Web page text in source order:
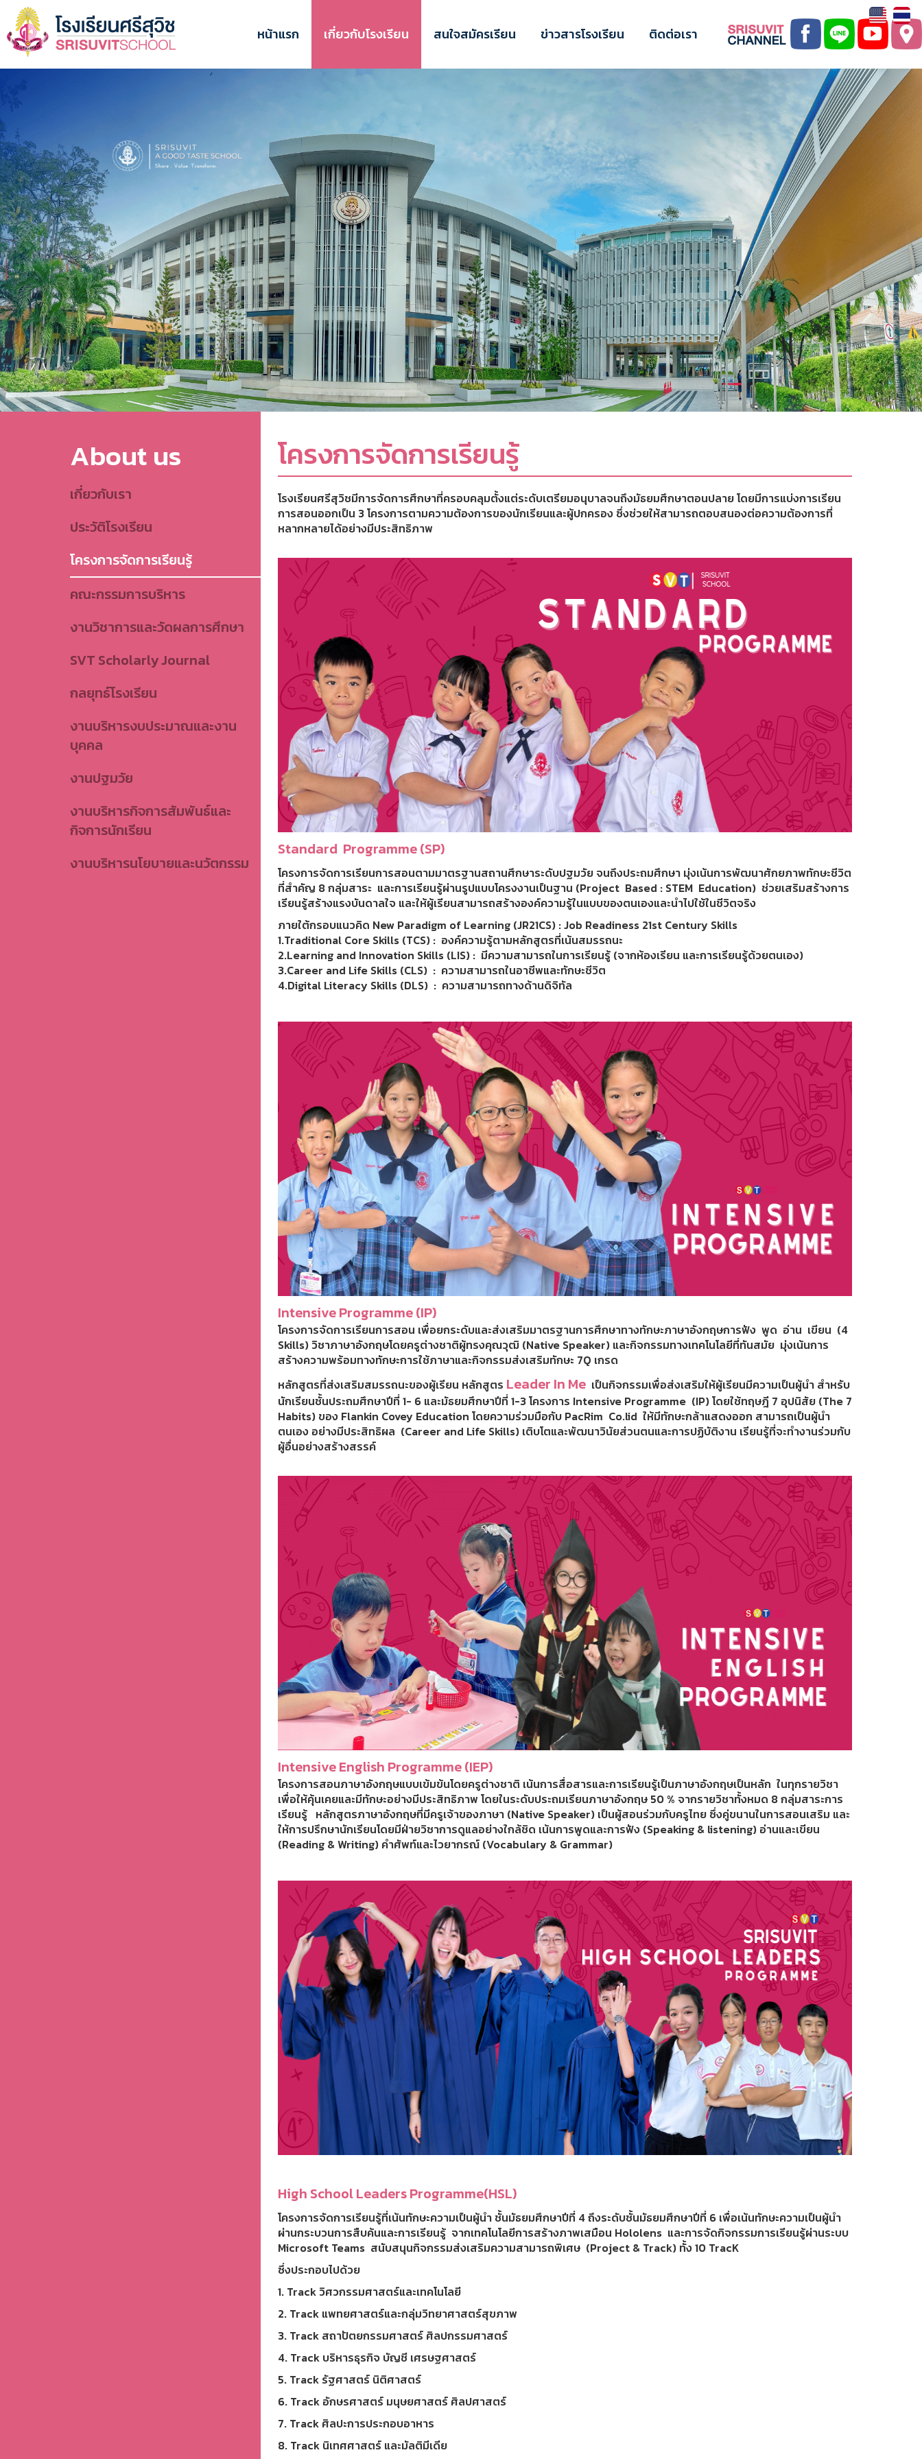
ข้าม
ยัง
เนื้อหา
หลัก
หน้าแรก เกี่ยวกับโรงเรียน สนใจสมัครเรียน ข่าวสารโรงเรียน ติดต่อเรา
About us
เกี่ยวกับเรา
ประวัติโรงเรียน
โครงการจัดการเรียนรู้
คณะกรรมการบริหาร
งานวิชาการและวัดผลการศึกษา
SVT Scholarly Journal
กลยุทธ์โรงเรียน
งานบริหารงบประมาณและงาน
บุคคล
งานปฐมวัย
งานบริหารกิจการสัมพันธ์และ
กิจการนักเรียน
งานบริหารนโยบายและนวัตกรรม
โครงการจัดการเรียนรู้
โรงเรียนศรีสุวิชมีการจัดการศึกษาที่ครอบคลุมตั้งแต่ระดับเตรียมอนุบาลจนถึงมัธยมศึกษาตอนปลาย โดยมีการแบ่งการเรียน
การสอนออกเป็น 3 โครงการตามความต้องการของนักเรียนและผู้ปกครอง ซึ่งช่วยให้สามารถตอบสนองต่อความต้องการที่
หลากหลายได้อย่างมีประสิทธิภาพ
Standard Programme (SP)
โครงการจัดการเรียนการสอนตามมาตรฐานสถานศึกษาระดับปฐมวัย จนถึงประถมศึกษา มุ่งเน้นการพัฒนาศักยภาพทักษะชีวิต
ที่สำคัญ 8 กลุ่มสาระ และการเรียนรู้ผ่านรูปแบบโครงงานเป็นฐาน (Project Based : STEM Education) ช่วยเสริมสร้างการ
เรียนรู้สร้างแรงบันดาลใจ และให้ผู้เรียนสามารถสร้างองค์ความรู้ในแบบของตนเองและนำไปใช้ในชีวิตจริง
ภายใต้กรอบแนวคิด New Paradigm of Learning (JR21CS) : Job Readiness 21st Century Skills
1.Traditional Core Skills (TCS) : องค์ความรู้ตามหลักสูตรที่เน้นสมรรถนะ
2.Learning and Innovation Skills (LIS) : มีความสามารถในการเรียนรู้ (จากห้องเรียน และการเรียนรู้ด้วยตนเอง)
3.Career and Life Skills (CLS) : ความสามารถในอาชีพและทักษะชีวิต
4.Digital Literacy Skills (DLS) : ความสามารถทางด้านดิจิทัล
Intensive Programme (IP)
โครงการจัดการเรียนการสอน เพื่อยกระดับและส่งเสริมมาตรฐานการศึกษาทางทักษะภาษาอังกฤษการฟัง พูด อ่าน เขียน (4
Skills) วิชาภาษาอังกฤษโดยครูต่างชาติผู้ทรงคุณวุฒิ (Native Speaker) และกิจกรรมทางเทคโนโลยีที่ทันสมัย มุ่งเน้นการ
สร้างความพร้อมทางทักษะการใช้ภาษาและกิจกรรมส่งเสริมทักษะ 7Q เกรด
หลักสูตรที่ส่งเสริมสมรรถนะของผู้เรียน หลักสูตร Leader In Meเป็นกิจกรรมเพื่อส่งเสริมให้ผู้เรียนมีความเป็นผู้นำ สำหรับ
นักเรียนชั้นประถมศึกษาปีที่ 1- 6 และมัธยมศึกษาปีที่ 1-3 โครงการ Intensive Programme (IP) โดยใช้ทฤษฎี 7 อุปนิสัย (The 7
Habits) ของ Flankin Covey Education โดยความร่วมมือกับ PacRim Co.lid ให้มีทักษะกล้าแสดงออก สามารถเป็นผู้นำ
ตนเอง อย่างมีประสิทธิผล (Career and Life Skills) เติบโตและพัฒนาวินัยส่วนตนและการปฏิบัติงาน เรียนรู้ที่จะทำงานร่วมกับ
ผู้อื่นอย่างสร้างสรรค์
Intensive English Programme (IEP)
โครงการสอนภาษาอังกฤษแบบเข้มข้นโดยครูต่างชาติ เน้นการสื่อสารและการเรียนรู้เป็นภาษาอังกฤษเป็นหลัก ในทุกรายวิชา
เพื่อให้คุ้นเคยและมีทักษะอย่างมีประสิทธิภาพ โดยในระดับประถมเรียนภาษาอังกฤษ 50 % จากรายวิชาทั้งหมด 8 กลุ่มสาระการ
เรียนรู้ หลักสูตรภาษาอังกฤษที่มีครูเจ้าของภาษา (Native Speaker) เป็นผู้สอนร่วมกับครูไทย ซึ่งคู่ขนานในการสอนเสริม และ
ให้การปรึกษานักเรียนโดยมีฝ่ายวิชาการดูแลอย่างใกล้ชิด เน้นการพูดและการฟัง (Speaking & listening) อ่านและเขียน
(Reading & Writing) คำศัพท์และไวยากรณ์ (Vocabulary & Grammar)
High School Leaders Programme(HSL)
โครงการจัดการเรียนรู้ที่เน้นทักษะความเป็นผู้นำ ชั้นมัธยมศึกษาปีที่ 4 ถึงระดับชั้นมัธยมศึกษาปีที่ 6 เพื่อเน้นทักษะความเป็นผู้นำ
ผ่านกระบวนการสืบค้นและการเรียนรู้ จากเทคโนโลยีการสร้างภาพเสมือน Hololens และการจัดกิจกรรมการเรียนรู้ผ่านระบบ
Microsoft Teams สนับสนุนกิจกรรมส่งเสริมความสามารถพิเศษ (Project & Track) ทั้ง 10 TracK
ซึ่งประกอบไปด้วย
1. Track วิศวกรรมศาสตร์และเทคโนโลยี
2. Track แพทยศาสตร์และกลุ่มวิทยาศาสตร์สุขภาพ
3. Track สถาปัตยกรรมศาสตร์ ศิลปกรรมศาสตร์
4. Track บริหารธุรกิจ บัญชี เศรษฐศาสตร์
5. Track รัฐศาสตร์ นิติศาสตร์
6. Track อักษรศาสตร์ มนุษยศาสตร์ ศิลปศาสตร์
7. Track ศิลปะการประกอบอาหาร
8. Track นิเทศศาสตร์ และมัลติมีเดีย